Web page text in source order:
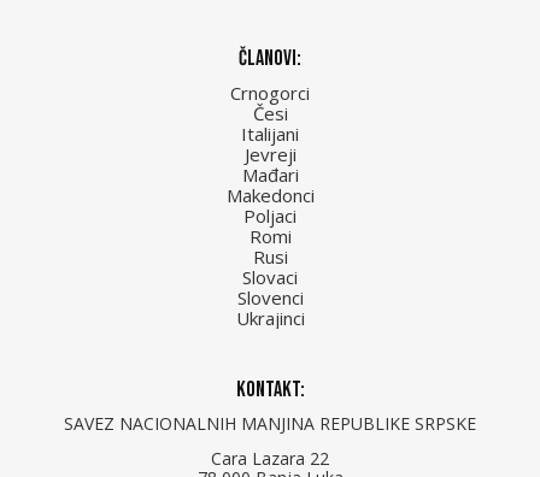
Članovi:
Crnogorci
Česi
Italijani
Jevreji
Mađari
Makedonci
Poljaci
Romi
Rusi
Slovaci
Slovenci
Ukrajinci
Kontakt:
SAVEZ NACIONALNIH MANJINA REPUBLIKE SRPSKE
Cara Lazara 22